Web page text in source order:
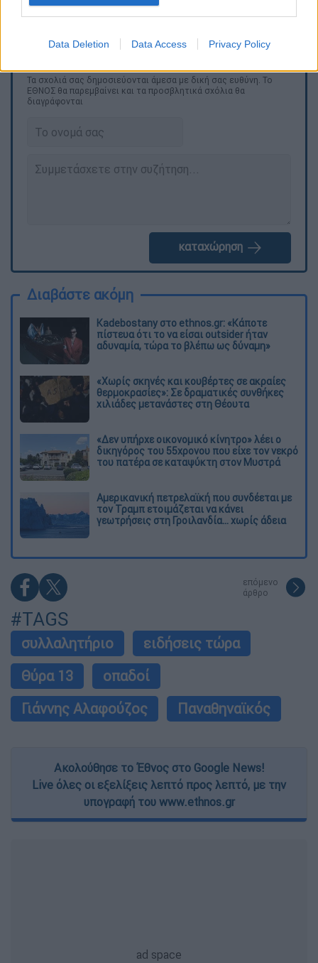
Data Deletion Data Access Privacy Policy
Τα σχολιά σας δημοσιεύονται άμεσα με δική σας ευθύνη. Το
ΕΘΝΟΣ θα παρεμβαίνει και τα προσβλητικά σχόλια θα
διαγράφονται
καταχώρηση
Διαβάστε ακόμη
Kadebostany στο ethnos.gr: «Κάποτε
πίστευα ότι το να είσαι outsider ήταν
αδυναμία, τώρα το βλέπω ως δύναμη»
«Χωρίς σκηνές και κουβέρτες σε ακραίες
θερμοκρασίες»: Σε δραματικές συνθήκες
χιλιάδες μετανάστες στη Θέουτα
«Δεν υπήρχε οικονομικό κίνητρο» λέει ο
δικηγόρος του 55χρονου που είχε τον νεκρό
του πατέρα σε καταψύκτη στον Μυστρά
Αμερικανική πετρελαϊκή που συνδέεται με
τον Τραμπ ετοιμάζεται να κάνει
γεωτρήσεις στη Γροιλανδία... χωρίς άδεια
επόμενο
άρθρο
#TAGS
συλλαλητήριο
ειδήσεις τώρα
Θύρα 13
οπαδοί
Γιάννης Αλαφούζος
Παναθηναϊκός
Ακολούθησε το Έθνος στο Google News!
Live όλες οι εξελίξεις λεπτό προς λεπτό, με την
υπογραφή του www.ethnos.gr